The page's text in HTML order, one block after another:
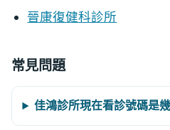
晉康復健科診所
常見問題
佳鴻診所現在看診號碼是